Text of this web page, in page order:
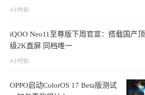
4小时前
iQOO Neo11至尊版下周官宣：搭载国产顶
级2K直屏 同档唯一
4小时前
OPPO启动ColorOS 17 Beta版测试